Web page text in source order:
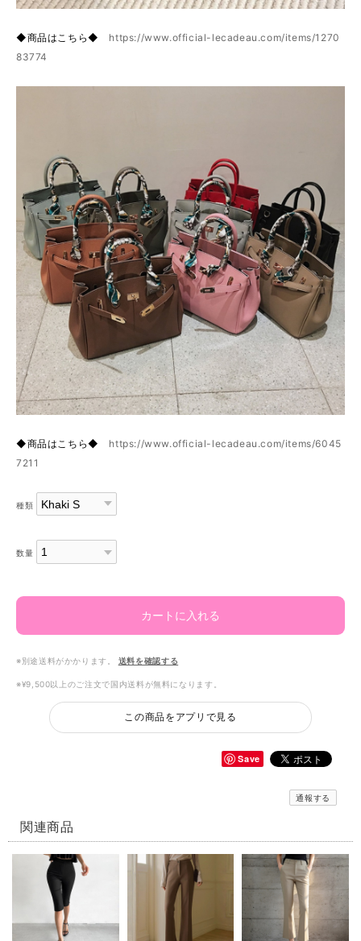
◆商品はこちら◆ https://www.official-lecadeau.com/items/1270
83774
◆商品はこちら◆ https://www.official-lecadeau.com/items/6045
7211
種類
数量
カートに入れる
※別途送料がかかります。 送料を確認する
※¥9,500以上のご注文で国内送料が無料になります。
この商品をアプリで見る
Save
通報する
関連商品